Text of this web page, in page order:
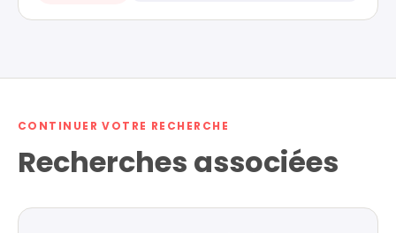
CONTINUER VOTRE RECHERCHE
Recherches associées